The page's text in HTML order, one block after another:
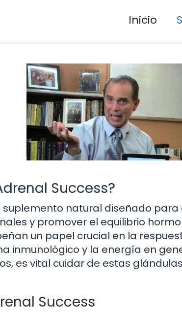
Inicio
Success?
suplemento natural diseñado
y promover el equilibrio
un papel crucial en la
inmunológico y la energía en
es vital cuidar de estas
Success